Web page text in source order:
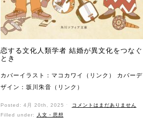
恋する文化人類学者 結婚が異文化をつなぐ
とき
カバーイラスト：マコカワイ（リンク） カバーデ
ザイン：坂川朱音（リンク）
Posted: 4月 20th, 2025 ˑ
コメントはまだありません
Filled under:
人文・思想